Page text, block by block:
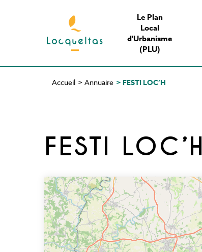
Le Plan
Local
d'Urbanisme
(PLU)
Accueil > Annuaire > FESTI LOC’H
FESTI LOC’H